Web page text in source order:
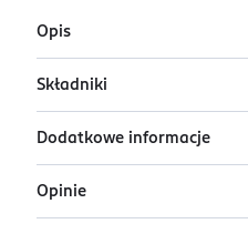
Opis
Bronzer prasowany
naturalny efekt
zdrowy, słoneczny blask.
Ciepły, uniwersalny odcień
wykończeniem sprawia, że
Składniki
Ingredients: : TALC, MICA,
ISOCETYL STEAROYL
STEARATE, KAOLIN,
DIMETHICONE, AROMA,
Dodatkowe informacje
PRZYGOTOWANIE I
Aby uzyskać efekt
Opinie